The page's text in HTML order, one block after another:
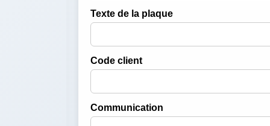
Texte de la plaque
Code client
Communication